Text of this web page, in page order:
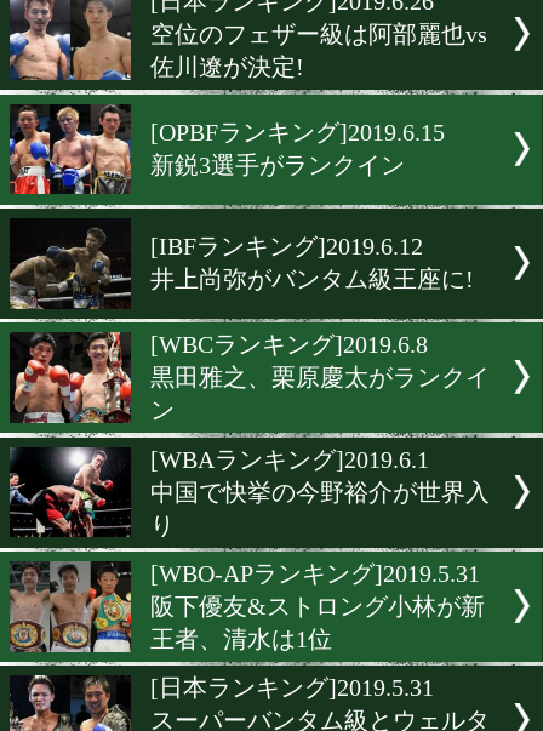
[WBO-APランキング
井上岳志が1位で復活
[WBOランキング]2019.6.26
[日本ランキング]2019.6.26
空位のフェザー級は阿部麗
佐川遼が決定!
[OPBFランキング]2019.6.15
新鋭3選手がランクイン
[IBFランキング]2019.6.12
井上尚弥がバンタム級王座
[WBCランキング]2019.6.8